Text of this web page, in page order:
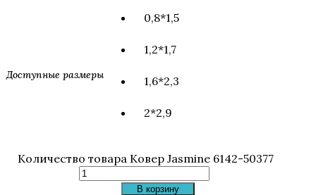
Доступные размеры
0,8*1,5
1,2*1,7
1,6*2,3
2*2,9
Количество товара Ковер Jasmine 6142-50377
В корзину